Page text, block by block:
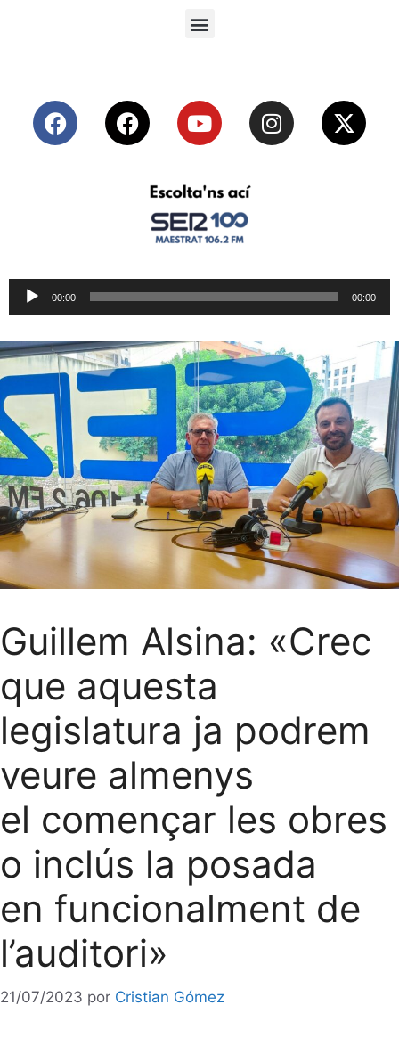
Reproductor
de
00:00 00:00
Guillem Alsina: «Crec
que aquesta
legislatura ja podrem
veure almenys
el començar les obres
o inclús la posada
en funcionalment de
l’auditori»
21/07/2023 por Cristian Gómez